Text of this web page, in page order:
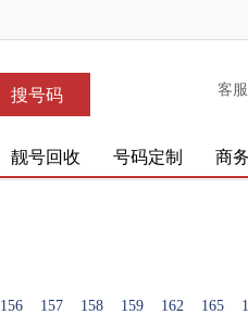
搜号码 客
靓号回收 号码定制 商
156 157 158 159 162 165